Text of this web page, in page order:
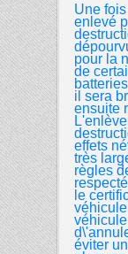
Une
enlevé
pour la
de
il sera
ensuite
effets
très
règles
le
éviter